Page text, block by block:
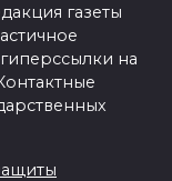
газеты
на